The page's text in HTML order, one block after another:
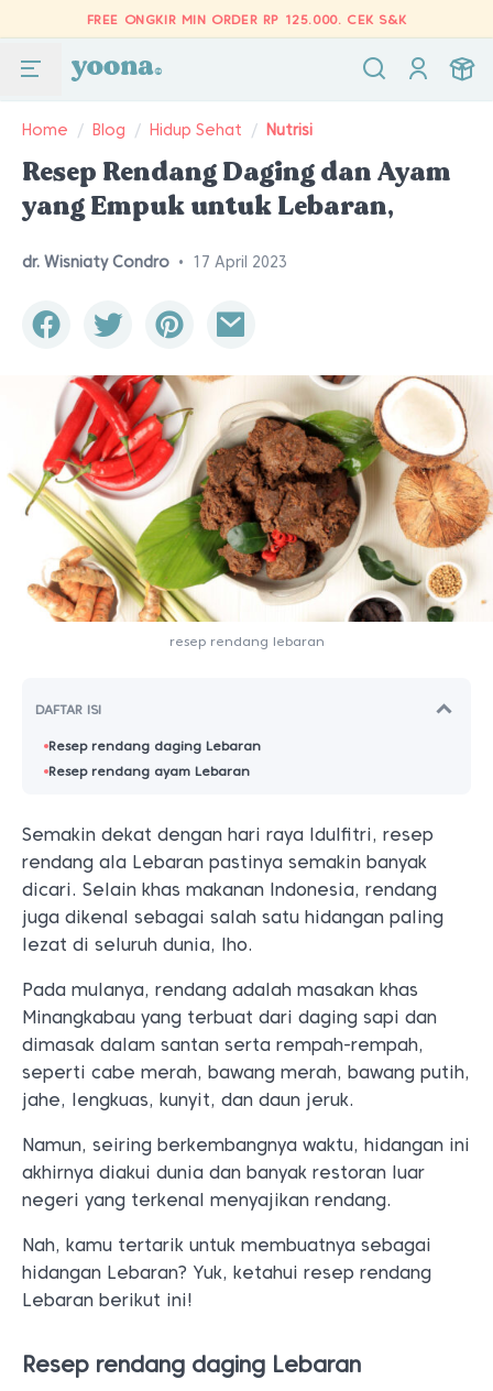
FREE ONGKIR MIN ORDER RP 125.000. CEK S&K
Home / Blog / Hidup Sehat / Nutrisi
Resep Rendang Daging dan Ayam
yang Empuk untuk Lebaran,
dr. Wisniaty Condro • 17 April 2023
resep rendang lebaran
DAFTAR ISI
Resep rendang daging Lebaran
Resep rendang ayam Lebaran
Semakin dekat dengan hari raya Idulfitri, resep
rendang ala Lebaran pastinya semakin banyak
dicari. Selain khas makanan Indonesia, rendang
juga dikenal sebagai salah satu hidangan paling
lezat di seluruh dunia, lho.
Pada mulanya, rendang adalah masakan khas
Minangkabau yang terbuat dari daging sapi dan
dimasak dalam santan serta rempah-rempah,
seperti cabe merah, bawang merah, bawang putih,
jahe, lengkuas, kunyit, dan daun jeruk.
Namun, seiring berkembangnya waktu, hidangan ini
akhirnya diakui dunia dan banyak restoran luar
negeri yang terkenal menyajikan rendang.
Nah, kamu tertarik untuk membuatnya sebagai
hidangan Lebaran? Yuk, ketahui resep rendang
Lebaran berikut ini!
Resep rendang daging Lebaran